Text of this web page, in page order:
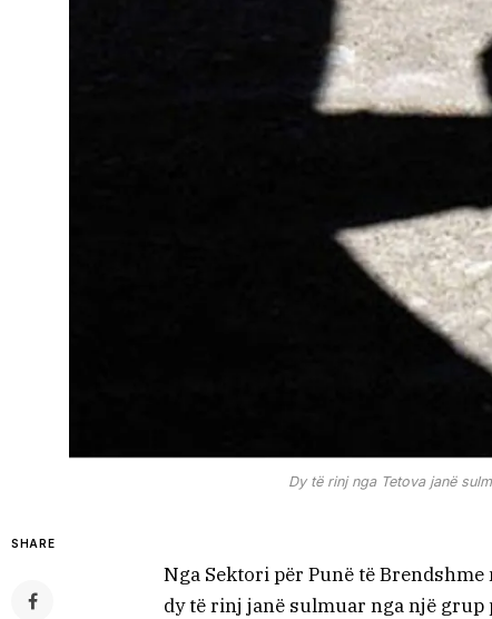
Dy të rinj nga Tetova janë
SHARE
Nga Sektori për Punë të
dy të rinj janë sulmuar nga një grup